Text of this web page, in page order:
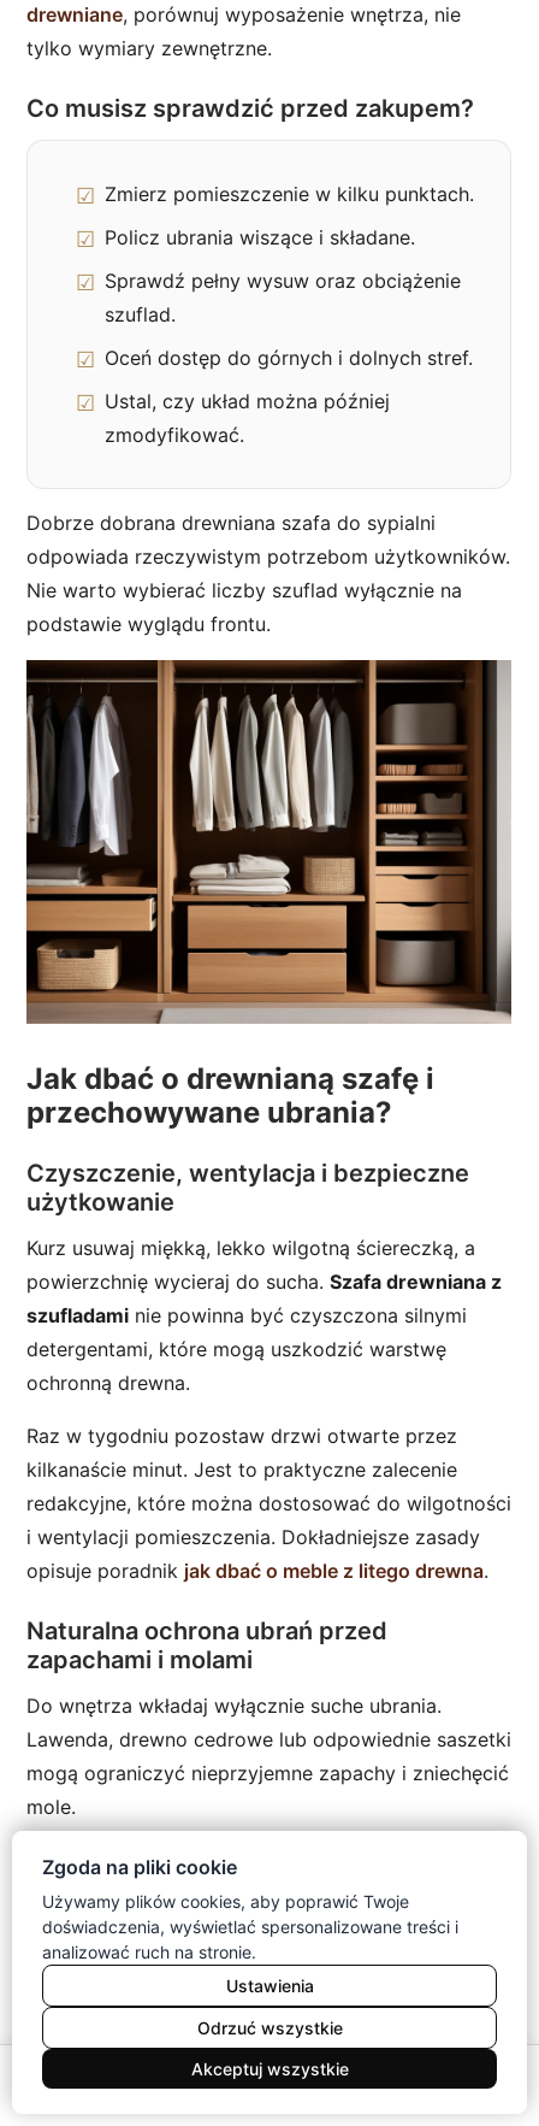
drewniane, porównuj wyposażenie wnętrza, nie
tylko wymiary zewnętrzne.
Co musisz sprawdzić przed zakupem?
Zmierz pomieszczenie w kilku punktach.
Policz ubrania wiszące i składane.
Sprawdź pełny wysuw oraz obciążenie
szuflad.
Oceń dostęp do górnych i dolnych stref.
Ustal, czy układ można później
zmodyfikować.
Dobrze dobrana drewniana szafa do sypialni
odpowiada rzeczywistym potrzebom użytkowników.
Nie warto wybierać liczby szuflad wyłącznie na
podstawie wyglądu frontu.
Jak dbać o drewnianą szafę i
przechowywane ubrania?
Czyszczenie, wentylacja i bezpieczne
użytkowanie
Kurz usuwaj miękką, lekko wilgotną ściereczką, a
powierzchnię wycieraj do sucha.Szafa drewniana z
szufladami nie powinna być czyszczona silnymi
detergentami, które mogą uszkodzić warstwę
ochronną drewna.
Raz w tygodniu pozostaw drzwi otwarte przez
kilkanaście minut. Jest to praktyczne zalecenie
redakcyjne, które można dostosować do wilgotności
i wentylacji pomieszczenia. Dokładniejsze zasady
opisuje poradnik jak dbać o meble z litego drewna.
Naturalna ochrona ubrań przed
zapachami i molami
Do wnętrza wkładaj wyłącznie suche ubrania.
Lawenda, drewno cedrowe lub odpowiednie saszetki
mogą ograniczyć nieprzyjemne zapachy i zniechęcić
mole.
Naturalne środki nie zastępują regularnego
przeglądu. Kontroluj wełniane tkaniny, odkurzaj
narożniki i reaguj natychmiast po zauważeniu
śladów obecności szkodników.
WAŻNY FAKT
Wilgoć najczęściej gromadzi się tam, gdzie
powietrze nie przepływa swobodnie. Nie
Zgoda na pliki cookie
Używamy plików cookies, aby poprawić Twoje
doświadczenia, wyświetlać spersonalizowane treści i
analizować ruch na stronie.
Ustawienia
Odrzuć wszystkie
Akceptuj wszystkie